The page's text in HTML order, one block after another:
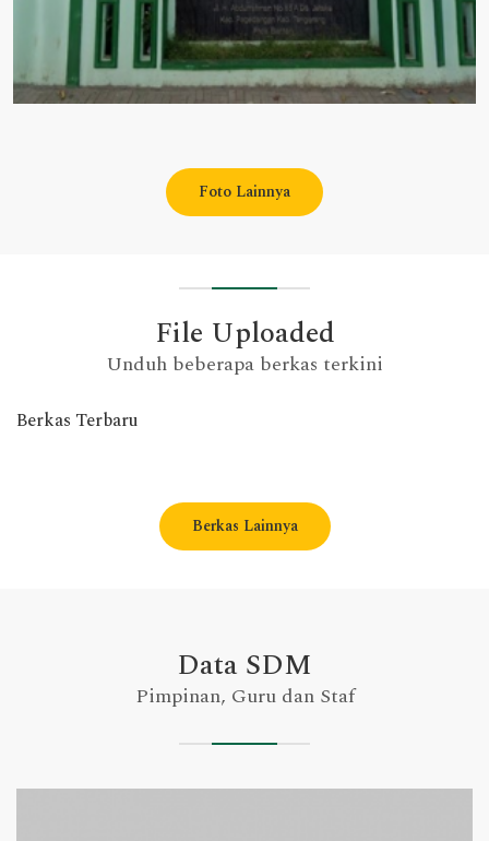
Foto Lainnya
File Uploaded
Unduh beberapa berkas terkini
Berkas Terbaru
Berkas Lainnya
Data SDM
Pimpinan, Guru dan Staf